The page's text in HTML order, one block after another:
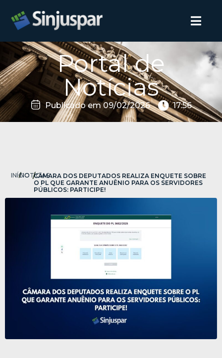
Portal de
Notícias
Publicado em09/02/2026 17:56
INÍCIO
/NOTÍCIAS
/CÂMARA DOS DEPUTADOS REALIZA ENQUETE SOBRE
O PL QUE GARANTE ANUÊNIO PARA OS SERVIDORES
PÚBLICOS: PARTICIPE!